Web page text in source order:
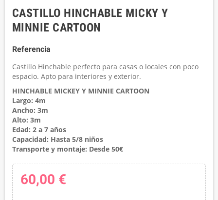
CASTILLO HINCHABLE MICKY Y
MINNIE CARTOON
Referencia
Castillo Hinchable perfecto para casas o locales con poco
espacio. Apto para interiores y exterior.
HINCHABLE MICKEY Y MINNIE CARTOON
Largo: 4m
Ancho: 3m
Alto: 3m
Edad: 2 a 7 años
Capacidad: Hasta 5/8 niños
Transporte y montaje: Desde 50€
60,00 €